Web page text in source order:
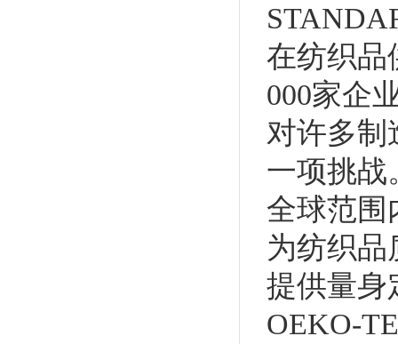
在纺织品
000家企
对许多制
一项挑战
全球范围
为纺织
提供量身
OEKO-